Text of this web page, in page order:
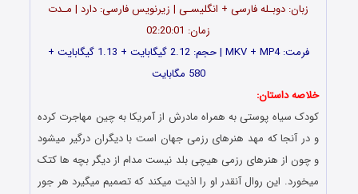
زبان: دوبـله فارسی + انگلیسـی | زیرنویس فارسی: دارد | مـدت
زمان: 02:20:01
فرمت: MKV + MP4 | حجم: 2.12 گیگابایت + 1.13 گیگابایت +
580 مگابایت
خلاصه داستان:
کودک سیاه پوستی به همراه مادرش از آمریکا به چین مهاجرت کرده
و در آنجا که مهد هنرهای رزمی جهان است با دیگران درگیر میشود
و چون از هنرهای رزمی هیچی بلد نیست مدام از دیگر بچه ها کتک
میخورد. این روال آنقدر او را اذیت میکند که تصمیم میگیرد هر جور